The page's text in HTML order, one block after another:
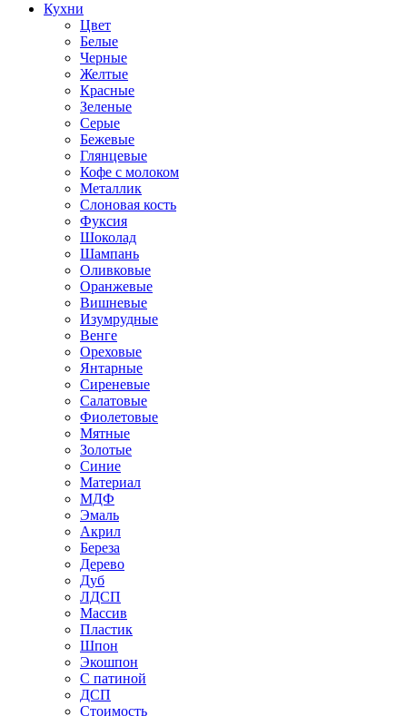
Кухни
Цвет
Белые
Черные
Желтые
Красные
Зеленые
Серые
Бежевые
Глянцевые
Кофе с молоком
Металлик
Слоновая кость
Фуксия
Шоколад
Шампань
Оливковые
Оранжевые
Вишневые
Изумрудные
Венге
Ореховые
Янтарные
Сиреневые
Салатовые
Фиолетовые
Мятные
Золотые
Синие
Материал
МДФ
Эмаль
Акрил
Береза
Дерево
Дуб
ЛДСП
Массив
Пластик
Шпон
Экошпон
С патиной
ДСП
Стоимость